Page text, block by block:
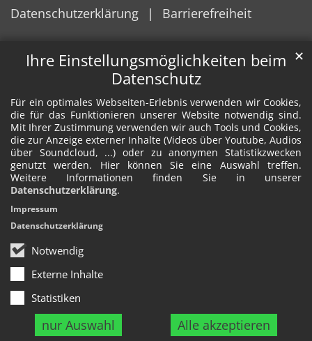
Ihre Einstellungsmöglichkeiten beim
Datenschutz
Für ein optimales Webseiten-Erlebnis verwenden wir Cookies,
die für das Funktionieren unserer Website notwendig sind.
Mit Ihrer Zustimmung verwenden wir auch Tools und Cookies,
die zur Anzeige externer Inhalte (Videos über Youtube, Audios
über Soundcloud, ...) oder zu anonymen Statistikzwecken
genutzt werden. Hier können Sie eine Auswahl treffen.
Weitere Informationen finden Sie in unserer
Datenschutzerklärung.
Notwendig
Externe Inhalte
Statistiken
nur Auswahl Alle akzeptieren
✕
Impressum
Datenschutzerklärung
Datenschutzerklärung
Barrierefreiheit